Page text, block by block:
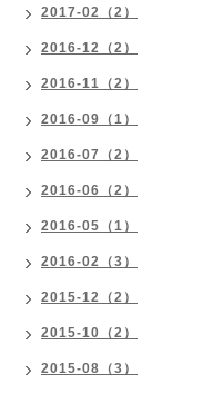
2017-02（2）
2016-12（2）
2016-11（2）
2016-09（1）
2016-07（2）
2016-06（2）
2016-05（1）
2016-02（3）
2015-12（2）
2015-10（2）
2015-08（3）